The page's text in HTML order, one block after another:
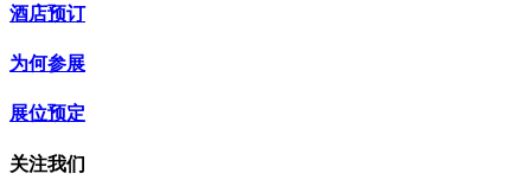
酒店预订
为何参展
展位预定
关注我们